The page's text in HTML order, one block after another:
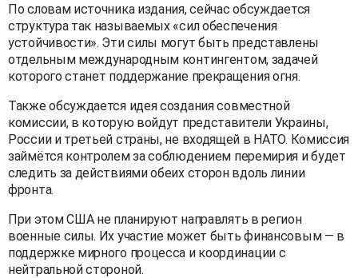
По словам источника издания, сейчас обсуждается
структура так называемых «сил обеспечения
устойчивости». Эти силы могут быть представлены
отдельным международным контингентом, задачей
которого станет поддержание прекращения огня.
Также обсуждается идея создания совместной
комиссии, в которую войдут представители Украины,
России и третьей страны, не входящей в НАТО. Комиссия
займётся контролем за соблюдением перемирия и будет
следить за действиями обеих сторон вдоль линии
фронта.
При этом США не планируют направлять в регион
военные силы. Их участие может быть финансовым — в
поддержке мирного процесса и координации с
нейтральной стороной.